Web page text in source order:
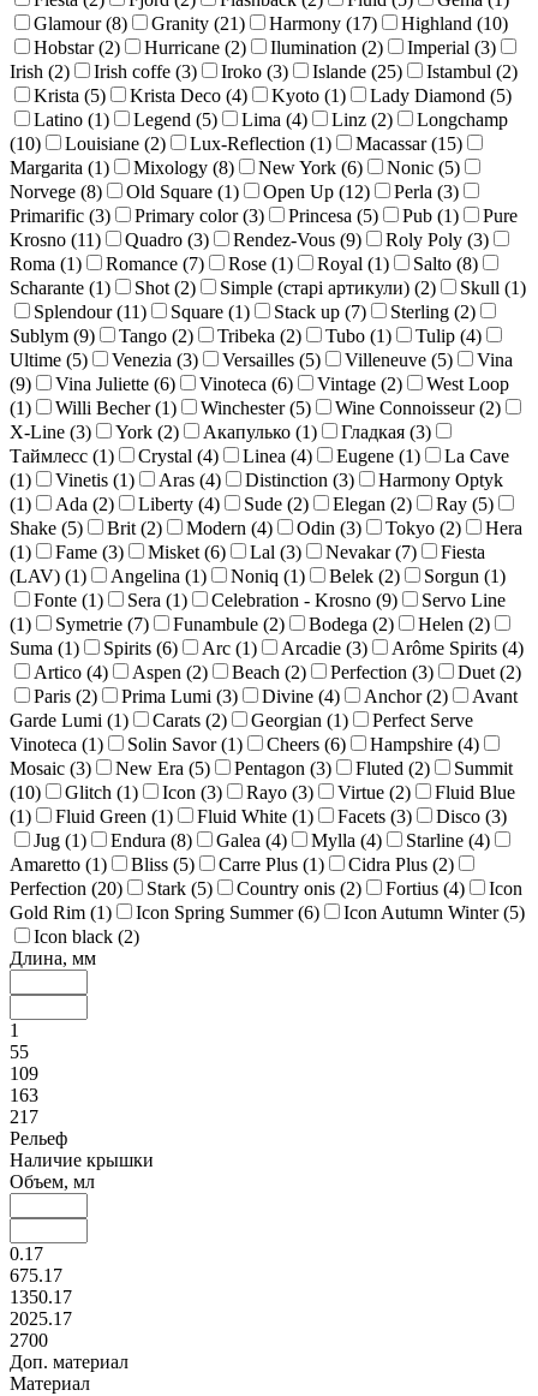
Glamour (8) Granity (21) Harmony (17) Highland (10)
Hobstar (2) Hurricane (2) Ilumination (2) Imperial (3)
Irish (2) Irish coffe (3) Iroko (3) Islande (25) Istambul (2)
Krista (5) Krista Deco (4) Kyoto (1) Lady Diamond (5)
Latino (1) Legend (5) Lima (4) Linz (2)
Longchamp
(10) Louisiane (2) Lux-Reflection (1) Macassar (15)
Margarita (1) Mixology (8) New York (6) Nonic (5)
Norvege (8) Old Square (1) Open Up (12) Perla (3)
Primarific (3) Primary color (3) Princesa (5) Pub (1)
Pure
Krosno (11) Quadro (3) Rendez-Vous (9) Roly Poly (3)
Roma (1) Romance (7) Rose (1) Royal (1) Salto (8)
Scharante (1) Shot (2) Simple (старі артикули) (2) Skull (1)
Splendour (11) Square (1) Stack up (7) Sterling (2)
Sublym (9) Tango (2) Tribeka (2) Tubo (1) Tulip (4)
Ultime (5) Venezia (3) Versailles (5) Villeneuve (5)
Vina
(9) Vina Juliette (6) Vinoteca (6) Vintage (2)
West Loop
(1) Willi Becher (1) Winchester (5) Wine Connoisseur (2)
X-Line (3) York (2) Акапулько (1) Гладкая (3)
Таймлесс (1) Crystal (4) Linea (4) Eugene (1)
La Cave
(1) Vinetis (1) Aras (4) Distinction (3)
Harmony Optyk
(1) Ada (2) Liberty (4) Sude (2) Elegan (2) Ray (5)
Shake (5) Brit (2) Modern (4) Odin (3) Tokyo (2)
Hera
(1) Fame (3) Misket (6) Lal (3) Nevakar (7)
Fiesta
(LAV) (1) Angelina (1) Noniq (1) Belek (2) Sorgun (1)
Fonte (1) Sera (1) Celebration - Krosno (9)
Servo Line
(1) Symetrie (7) Funambule (2) Bodega (2) Helen (2)
Suma (1) Spirits (6) Arc (1) Arcadie (3) Arôme Spirits (4)
Artico (4) Aspen (2) Beach (2) Perfection (3) Duet (2)
Paris (2) Prima Lumi (3) Divine (4) Anchor (2)
Avant
Garde Lumi (1) Carats (2) Georgian (1)
Perfect Serve
Vinoteca (1) Solin Savor (1) Cheers (6) Hampshire (4)
Mosaic (3) New Era (5) Pentagon (3) Fluted (2)
Summit
(10) Glitch (1) Icon (3) Rayo (3) Virtue (2)
Fluid Blue
(1) Fluid Green (1) Fluid White (1) Facets (3) Disco (3)
Jug (1) Endura (8) Galea (4) Mylla (4) Starline (4)
Amaretto (1) Bliss (5) Carre Plus (1) Cidra Plus (2)
Perfection (20) Stark (5) Country onis (2) Fortius (4)
Icon
Gold Rim (1) Icon Spring Summer (6) Icon Autumn Winter (5)
Icon black (2)
Длина, мм
1
55
109
163
217
Рельеф
Наличие крышки
Объем, мл
0.17
675.17
1350.17
2025.17
2700
Доп. материал
Материал